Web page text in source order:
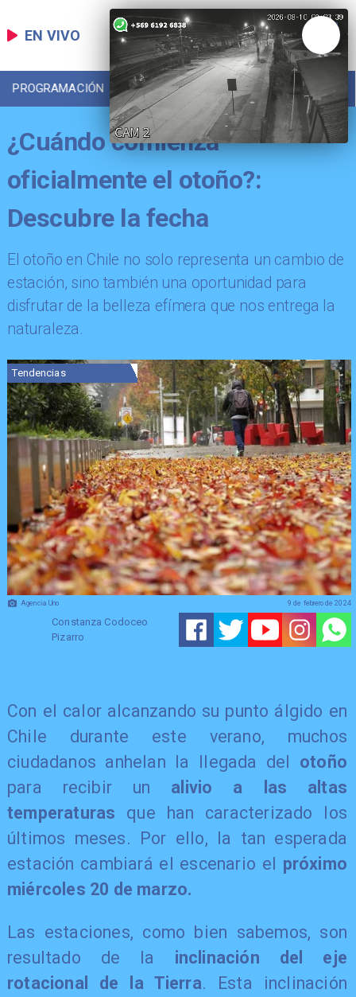
EN VIVO
PROGRAMACIÓN LOCAL DEPORTES
¿Cuándo comienza
oficialmente el otoño?:
Descubre la fecha
​El otoño en Chile no solo representa un cambio de
estación, sino también una oportunidad para
disfrutar de la belleza efímera que nos entrega la
naturaleza.
Agencia Uno
Tendencias
Constanza Codoceo
Pizarro
9 de febrero de 2024
​Con el calor alcanzando su punto álgido en
Chile durante este verano, muchos
ciudadanos anhelan la llegada del otoño
para recibir un alivio a las altas
temperaturas que han caracterizado los
últimos meses. Por ello, la tan esperada
estación cambiará el escenario el próximo
miércoles 20 de marzo.
​Las estaciones, como bien sabemos, son
resultado de la inclinación del eje
rotacional de la Tierra. Esta inclinación